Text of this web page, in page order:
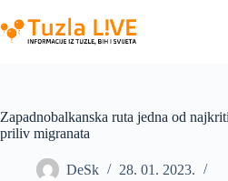
to
content
Zapadnobalkanska ruta jedna od
priliv migranata
DeSk
28. 01. 2023.